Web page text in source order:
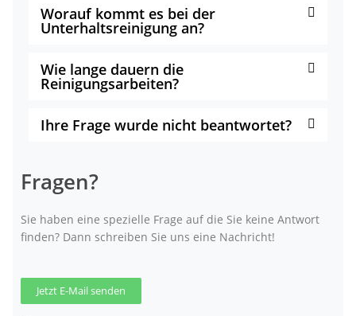
Worauf kommt es bei der
Unterhaltsreinigung an?
Wie lange dauern die
Reinigungsarbeiten?
Ihre Frage wurde nicht beantwortet?
Fragen?
Sie haben eine spezielle Frage auf die Sie keine Antwort
finden? Dann schreiben Sie uns eine Nachricht!
Jetzt E-Mail senden